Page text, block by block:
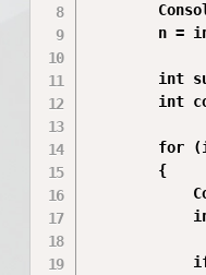
n =
int
int
for
        {